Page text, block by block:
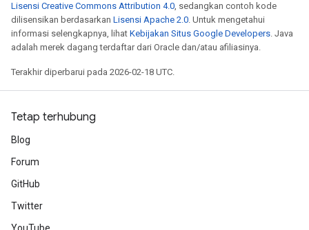
Lisensi Creative Commons Attribution 4.0, sedangkan contoh kode
dilisensikan berdasarkan Lisensi Apache 2.0. Untuk mengetahui
informasi selengkapnya, lihat Kebijakan Situs Google Developers. Java
adalah merek dagang terdaftar dari Oracle dan/atau afiliasinya.
Terakhir diperbarui pada 2026-02-18 UTC.
Tetap terhubung
Blog
Forum
GitHub
Twitter